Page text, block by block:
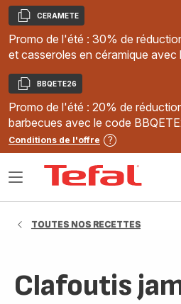
Copier
CERAMETE
Promo de l'été : 30% de
et casseroles en céramique avec
Copier
BBQETE26
Promo de l'été : 20% de
barbecues avec le code
Conditions de l'offre
Ouvrir
TOUTES NOS RECETTES
Clafoutis